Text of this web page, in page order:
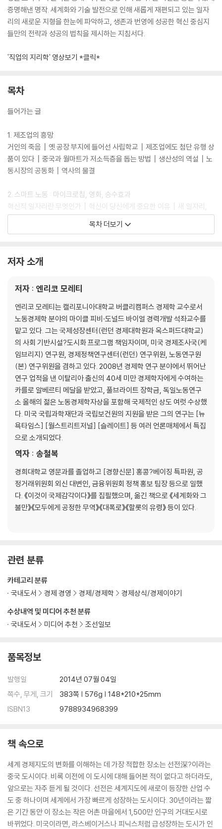
증명해낸 명작. 세계화와 기술 발전으로 인해 새롭게 재편되고 있는 일자
리의 새로운 지형을 한눈에 파악하고, 생존과 번영에 성공한 혁신 중심지
들만의 전략과 성공의 법칙을 제시하는 지침서다.
'직업의 지리학' 영상보기 *클릭*
목차
들어가는 글
1. 제조업의 흥망
거인의 죽음┃옛 공장 부지에 들어선 사립학교┃제조업에도 첨단 유행 상
품이 있다┃중국과 월마트가 저소득층을 돕는 방법┃생산성의 역설┃노
동시장의 공동화┃역사의 물결
2. 스마트 노동 : 마이크로칩, 영화, 승수효과
혁신적 일자리란 무엇인가┃혁신이 당신에게 중요한 이유┃새 일자리,
옛 일자리, 재순환되는 일자리┃혁신 부문 일자리가 계속 늘어나는 이유
해 더 많이 좌우된다┃이웃의 학력이 당신 급여에 미치는 영향┃대분기와
지는 격차┃자선 불평등
4. 끌어당기는 힘
월마트의 샌프란시스코 짝사랑┃두꺼운 시장┃생태계와 모험자본가들
┃지식 전파의 경제학┃두뇌 유출은 왜 좋은 일일까┃세 개로 나누어진
국가┃적응이 성공의 비결인 이유
5. 이동성과 생활비의 불평등
이주 바우처로 실업 줄이기┃불평등과 부동산 사이의 놀라운 관계┃주택
고급화와 그 불만
6. 빈곤의 덫과 매력적인 도시들
별들이 가지런해질 때┃생명공학과 할리우드의 공통점┃가난하지만 재
미있는┃대학이 성장엔진일 수 있는가?┃빈곤의 덫과 대대적 지원의 경
제학┃산업 정책, 녹색 일자리 그리고 승자를 골라내는 어려움┃기업 혜
택과 근로자 고용┃동네 살리기
7. 새로운 인적 자본의 세기
연구의 사회적 수익┃불평등이 교육에서 비롯되는 이유┃수학 경주┃소
미주
목차 더보기
저자 소개
저자 : 엔리코 모레티
엔리코 모레티는 캘리포니아대학교 버클리캠퍼스 경제학 교수로서
노동경제학 분야의 마이클 피비·도널드 바이얼 경력개발 석좌교수를
맡고 있다. 그는 국제성장센터(런던 경제대학원과 옥스퍼드대학교)
의 사회 기반시설?도시화 프로그램 책임자이며, 미국 경제조사국(케
임브리지) 연구원, 경제정책연구센터(런던) 연구위원, 노동연구원
(본) 연구위원을 겸하고 있다. 2008년 경제학 연구 분야에서 뛰어난
연구 업적을 낸 이탈리아 출신의 40세 미만 경제학자에게 수여하는
카를로 알베르티 메달을 받았고, 풀브라이트 장학금, 독일노동연구
소 올해의 젊은 노동경제학자상을 포함해 국제적인 상도 여럿 수상했
다. 미국 국립과학재단과 국립보건원의 지원을 받은 그의 연구는 [뉴
욕타임스] [월스트리트저널] [슬레이트] 등 여러 언론매체에서 특집
으로 소개되었다.
역자 : 송철복
경희대학교 영문과를 졸업하고 [경향신문] 홍콩?베이징 특파원, 공
정거래위원회 외신 대변인, 금융위원회 정책 홍보 팀장 등으로 일했
다. 《이것이 국제감각이다》를 집필했으며, 옮긴 책으로 《세계화와 그
불만》《모두에게 공정한 무역》《대폭로》《할롯의 유령》 등이 있다.
관련 분류
수상내역 및 미디어 추천 분류
국내도서
미디어 추천 조선일보
카테고리 분류
국내도서
경제 경영 경제/경제학 경제상식/경제이야기
품목정보
발행일
2014년 07월 04일
쪽수, 무게, 크기
383쪽 | 576g | 148*210*25mm
ISBN13
9788934968399
책 속으로
세계 경제지도의 변화를 이해하는 데 가장 적합한 장소는 선전深?이라는
중국 도시이다. 비록 이전에 이 도시에 대해 들어본 적이 없다고 하더라도,
앞으로는 자주 듣게 될 것이다. 선전은 세계지도에 새로이 등장한 산업 수
도 중 하나이며 세계에서 가장 빠르게 성장하는 도시이다. 30년이라는 짧
은 기간 동안 이 장소는 작은 어촌 마을에서 1,500만 인구의 거대도시로
바뀌었다. 미국이라면, 라스베이거스나 피닉스처럼 급성장하는 도시가 인